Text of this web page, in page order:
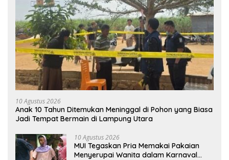
10 Agustus 2026
Anak 10 Tahun Ditemukan Meninggal di Pohon yang Biasa
Jadi Tempat Bermain di Lampung Utara
10 Agustus 2026
MUI Tegaskan Pria Memakai Pakaian
Menyerupai Wanita dalam Karnaval